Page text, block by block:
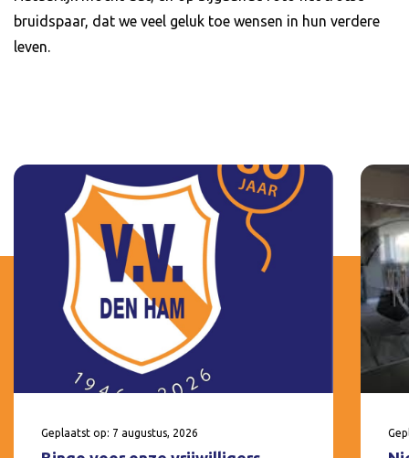
bruidspaar, dat we veel geluk toe wensen in hun verdere
leven.
Geplaatst op: 7 augustus, 2026